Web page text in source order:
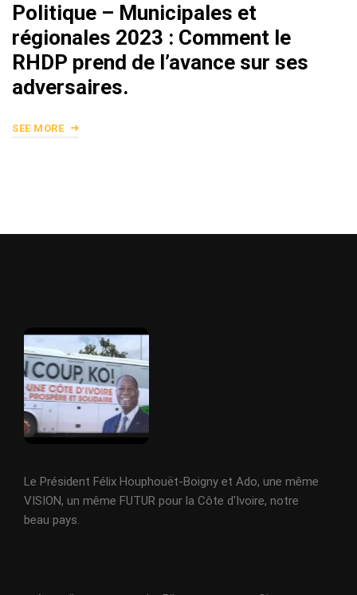
Politique – Municipales et
régionales 2023 : Comment le
RHDP prend de l’avance sur ses
adversaires.
SEE MORE
Le Président Félix Houphouët-Boigny et Ado, une même
VISION, un même FUTUR pour la Côte d'Ivoire, notre
beau pays.